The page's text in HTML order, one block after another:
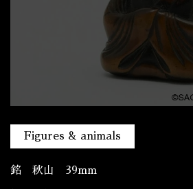
Figures & animals
銘 秋山 39mm